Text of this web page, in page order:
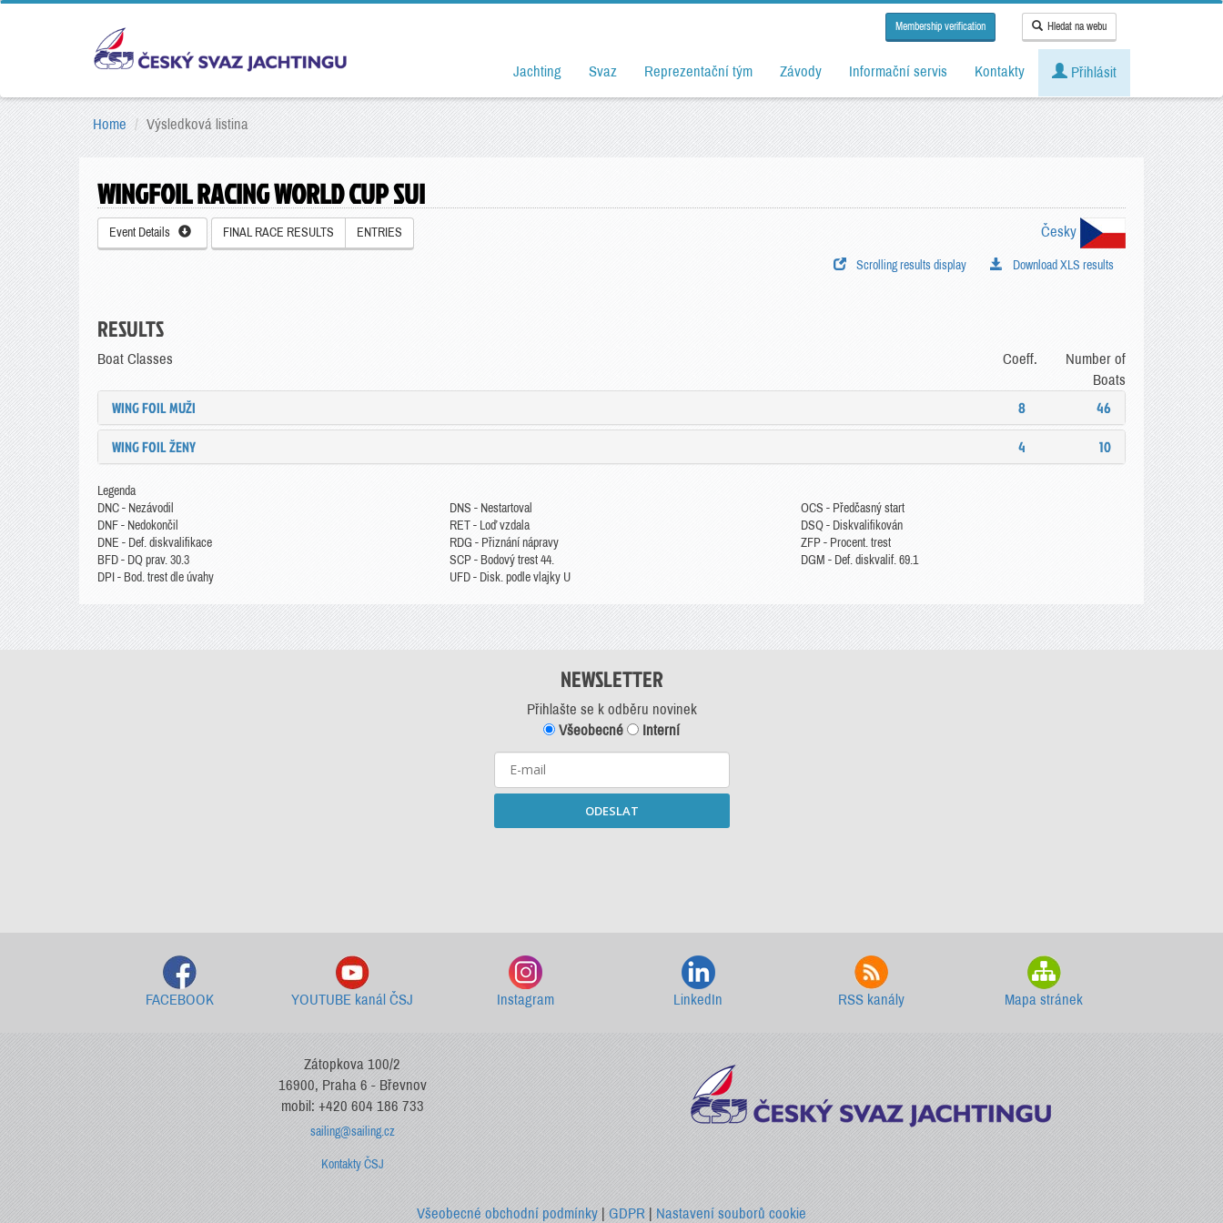
Membership verification Hledat na webu
Jachting Svaz Reprezentační tým Závody Informační servis Kontakty Přihlásit
Home Výsledková listina
WINGFOIL RACING WORLD CUP SUI
Event Details FINAL RACE RESULTS ENTRIES Česky
Download XLS results
Scrolling results display
RESULTS
Boat Classes Coeff.
Number of
Boats
WING FOIL MUŽI 8
46
WING FOIL ŽENY
4 10
Legenda
DNC - Nezávodil
DNF - Nedokončil
DNE - Def. diskvalifikace
BFD - DQ prav. 30.3
DPI - Bod. trest dle úvahy
DNS - Nestartoval
RET - Loď vzdala
RDG - Přiznání nápravy
SCP - Bodový trest 44.
UFD - Disk. podle vlajky U
OCS - Předčasný start
DSQ - Diskvalifikován
ZFP - Procent. trest
DGM - Def. diskvalif. 69.1
NEWSLETTER
Přihlašte se k odběru novinek
Všeobecné
Interní
ODESLAT
FACEBOOK YOUTUBE kanál ČSJ Instagram LinkedIn RSS kanály Mapa stránek
Zátopkova 100/2
16900, Praha 6 - Břevnov
mobil: +420 604 186 733
sailing@sailing.cz
Kontakty ČSJ
Všeobecné obchodní podmínky |GDPR |Nastavení souborů cookie